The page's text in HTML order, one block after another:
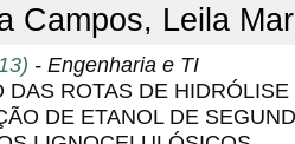
Campos, Leila
- Engenharia e TI
DAS ROTAS DE
DE ETANOL DE